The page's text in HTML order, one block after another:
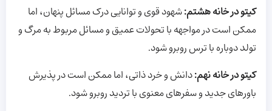
کیتو در خانه هشتم:شهود قوی و توانایی درک مسائل پنهان، اما
ممکن است در مواجهه با تحولات عمیق و مسائل مربوط به مرگ و
تولد دوباره با ترس روبرو شود.
کیتو در خانه نهم:دانش و خرد ذاتی، اما ممکن است در پذیرش
باورهای جدید و سفرهای معنوی با تردید روبرو شود.